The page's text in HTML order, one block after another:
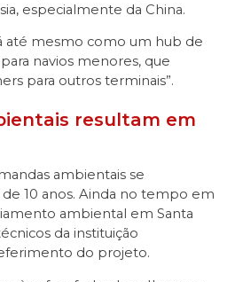
especialmente da China.
até mesmo como um hub de
navios menores, que
para outros terminais”.
resultam em
ambientais se
10 anos. Ainda no tempo em
ambiental em Santa
da instituição
do projeto.